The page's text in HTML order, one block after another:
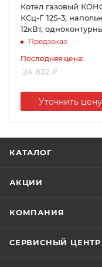
Котел газовый
КСц-Г 12S-3,
12кВт,
Предзаказ
Последняя цена:
24 832 ₽
Уточнить цену
КАТАЛОГ
АКЦИИ
КОМПАНИЯ
СЕРВИСНЫЙ ЦЕНТР